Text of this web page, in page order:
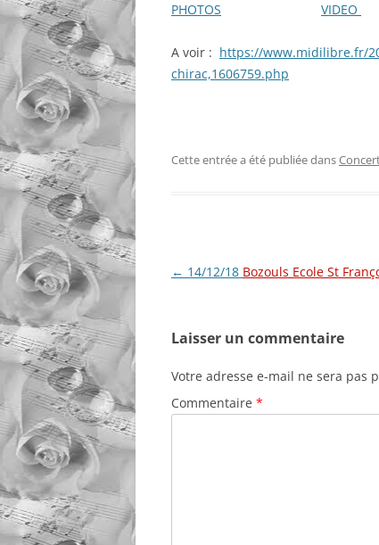
PHOTOS VIDEO
A voir : https://www.midilibre.fr/
chirac,1606759.php
Cette entrée a été publiée dans
Navigation
← 14/12/18 Bozouls Ecole St
Laisser un commentaire
Votre adresse e-mail ne sera pas
Commentaire *